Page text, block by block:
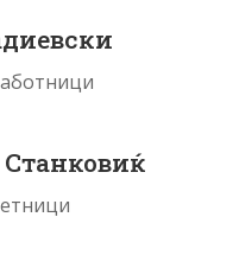
Станковиќ